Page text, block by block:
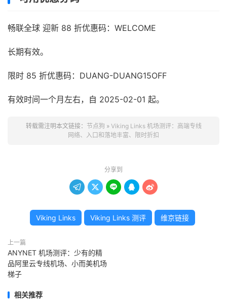
畅联全球 迎新 88 折优惠码：WELCOME
长期有效。
限时 85 折优惠码：DUANG-DUANG15OFF
有效时间一个月左右，自 2025-02-01 起。
转载需注明本文链接： 节点狗 » Viking Links 机场测评：高端专线
网络、入口和落地丰富、限时折扣
分享到
    
Viking Links Viking Links 测评 维京链接
上一篇
ANYNET 机场测评：少有的精
品阿里云专线机场、小而美机场
梯子
相关推荐